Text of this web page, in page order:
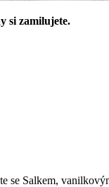
si zamilujete.
se Salkem,